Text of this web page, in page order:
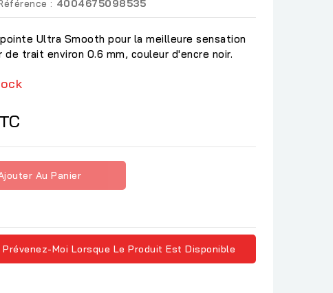
: 4004675098535
Ultra Smooth pour la meilleure sensation
de trait environ 0.6 mm, couleur d'encre noir.
Au Panier
Prévenez-Moi Lorsque Le Produit Est Disponible